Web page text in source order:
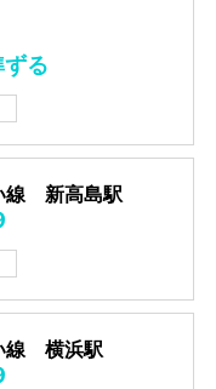
る
線 新高島駅
線 横浜駅